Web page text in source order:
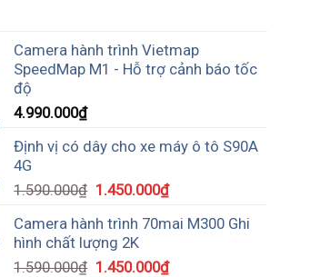
Camera hành trình Vietmap
SpeedMap M1 - Hỗ trợ cảnh báo tốc
độ
4.990.000₫
Định vị có dây cho xe máy ô tô S90A
4G
1.590.000₫ 1.450.000₫
Camera hành trình 70mai M300 Ghi
hình chất lượng 2K
1.590.000₫ 1.450.000₫